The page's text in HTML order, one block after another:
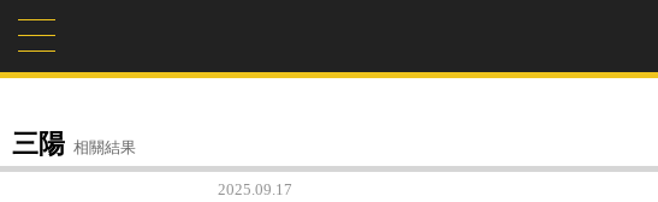
三陽 相關結果
2025.09.17